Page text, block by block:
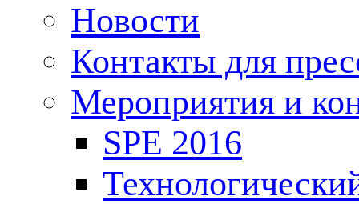
Новости
Контакты для
Мероприятия и
SPE 2016